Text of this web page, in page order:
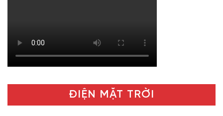
ĐIỆN MẶT TRỜI